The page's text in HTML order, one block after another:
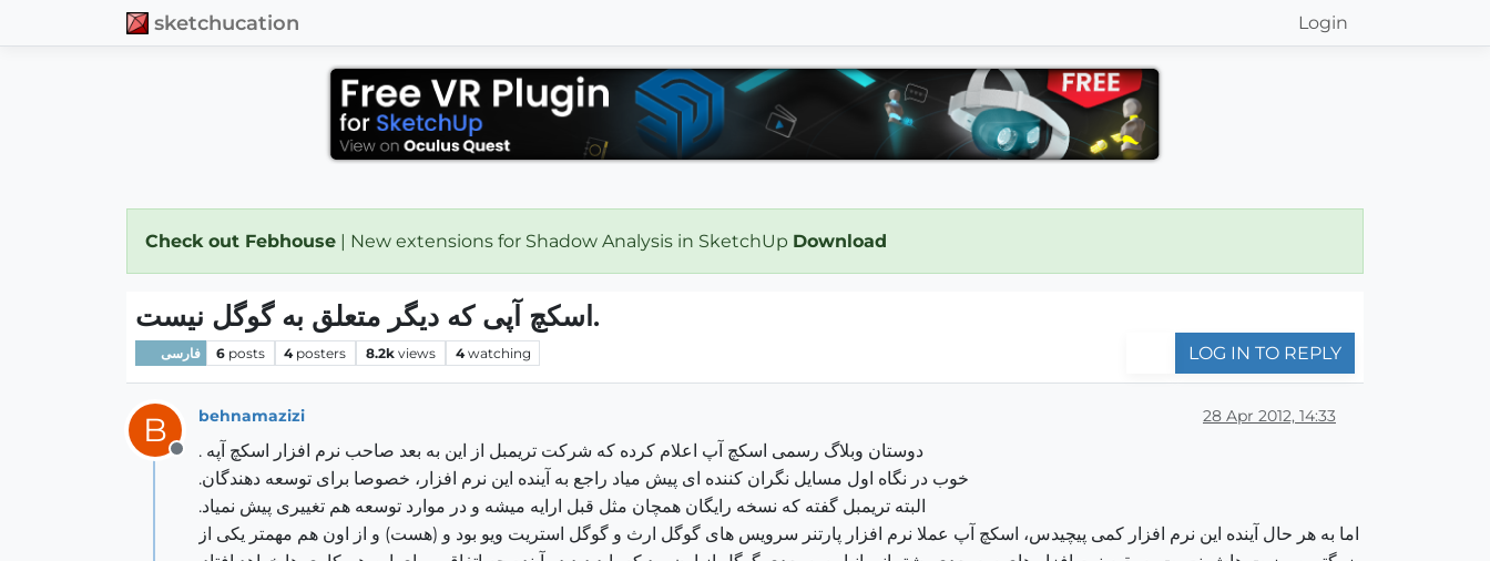
sketchucation Login
Check out Febhouse | New extensions for Shadow Analysis in SketchUp Download
اسکچ آپی که دیگر متعلق به گوگل نیست.
فارسی 6 posts 4 posters 8.2k views 4 watching LOG IN TO REPLY
B
Offline
behnamazizi 28 Apr 2012, 14:33
دوستان وبلاگ رسمی اسکچ آپ اعلام کرده که شرکت تریمبل از این به بعد صاحب نرم افزار اسکچ آپه .
خوب در نگاه اول مسایل نگران کننده ای پیش میاد راجع به آینده این نرم افزار، خصوصا برای توسعه دهندگان.
البته تریمبل گفته که نسخه رایگان همچان مثل قبل ارایه میشه و در موارد توسعه هم تغییری پیش نمیاد.
اما به هر حال آینده این نرم افزار کمی پیچیدس، اسکچ آپ عملا نرم افزار پارتنر سرویس های گوگل ارث و گوگل استریت ویو بود و (هست) و از اون هم مهمتر یکی از